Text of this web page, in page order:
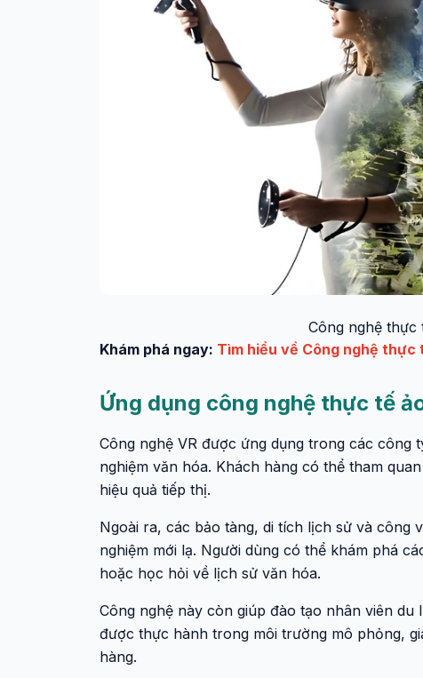
Công nghệ thực
Khám phá ngay: Tìm hiểu về Công nghệ
Ứng dụng công nghệ thực tế
Công nghệ VR được ứng dụng trong các công
nghiệm văn hóa. Khách hàng có thể tham
hiệu quả tiếp thị.
Ngoài ra, các bảo tàng, di tích lịch sử và công
nghiệm mới lạ. Người dùng có thể khám phá
hoặc học hỏi về lịch sử văn hóa.
Công nghệ này còn giúp đào tạo nhân viên
được thực hành trong môi trường mô phỏng,
hàng.